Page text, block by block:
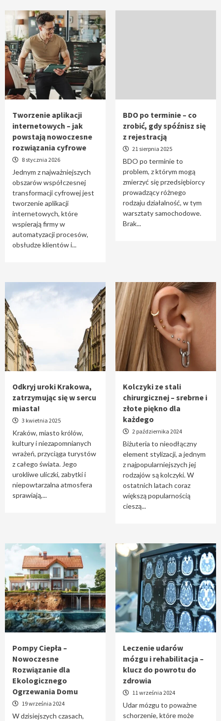
Tworzenie aplikacji
internetowych – jak
powstają nowoczesne
rozwiązania cyfrowe
8 stycznia 2026
Jednym z najważniejszych
obszarów współczesnej
transformacji cyfrowej jest
tworzenie aplikacji
internetowych, które
wspierają firmy w
automatyzacji procesów,
obsłudze klientów i...
BDO po terminie – co
zrobić, gdy spóźnisz się
z rejestracją
21 sierpnia 2025
BDO po terminie to
problem, z którym mogą
zmierzyć się przedsiębiorcy
prowadzący różnego
rodzaju działalność, w tym
warsztaty samochodowe.
Brak...
Odkryj uroki Krakowa,
zatrzymując się w sercu
miasta!
3 kwietnia 2025
Kraków, miasto królów,
kultury i niezapomnianych
wrażeń, przyciąga turystów
z całego świata. Jego
urokliwe uliczki, zabytki i
niepowtarzalna atmosfera
sprawiają,...
Kolczyki ze stali
chirurgicznej – srebrne i
złote piękno dla
każdego
2 października 2024
Biżuteria to nieodłączny
element stylizacji, a jednym
z najpopularniejszych jej
rodzajów są kolczyki. W
ostatnich latach coraz
większą popularnością
cieszą...
Pompy Ciepła –
Nowoczesne
Rozwiązanie dla
Ekologicznego
Ogrzewania Domu
19 września 2024
W dzisiejszych czasach,
Leczenie udarów
mózgu i rehabilitacja –
klucz do powrotu do
zdrowia
11 września 2024
Udar mózgu to poważne
schorzenie, które może